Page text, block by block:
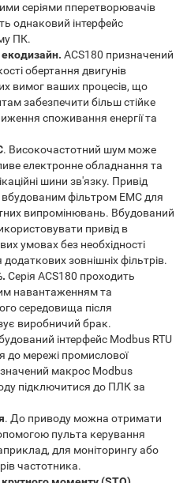
серіями пперетворювачів
однаковий інтерфейс
ПК.
екодизайн. ACS180 призначений
обертання двигунів
вимог ваших процесів, що
забезпечити більш стійке
споживання енергії та
. Високочастотний шум може
електронне обладнання та
шини зв'язку. Привід
фільтром EMC для
випромінювань. Вбудований
привід в
умовах без необхідності
додаткових зовнішніх фільтрів.
Серія ACS180 проходить
навантаженням та
середовища після
виробничий брак.
інтерфейс Modbus RTU
до мережі промислової
макрос Modbus
підключитися до ПЛК за
. До приводу можна отримати
пульта керування
для моніторингу або
частотника.